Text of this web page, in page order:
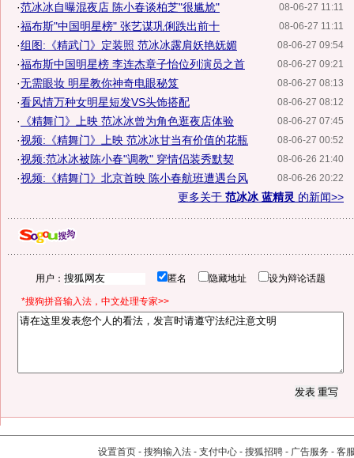
08-06-27 11:11
·范冰冰自曝混夜店 陈小春谈柏芝"很尴尬"
08-06-27 11:11
·福布斯"中国明星榜" 张艺谋巩俐跌出前十
08-06-27 09:54
·组图:《精武门》定装照 范冰冰露肩妖艳妩媚
08-06-27 09:21
·福布斯中国明星榜 李连杰章子怡位列演员之首
08-06-27 08:13
·无需眼妆 明星教你神奇电眼秘笈
08-06-27 08:12
·看风情万种女明星短发VS头饰搭配
08-06-27 07:45
· 《精舞门》上映 范冰冰曾为角色逛夜店体验
08-06-27 00:52
·视频:《精舞门》上映 范冰冰甘当有价值的花瓶
08-06-26 21:40
·视频:范冰冰被陈小春"调教" 穿情侣装秀默契
08-06-26 20:22
·视频:《精舞门》北京首映 陈小春航班遭遇台风
更多关于 范冰冰 蓝精灵 的新闻>>
用户： 匿名 隐藏地址 设为辩论话题
*搜狗拼音输入法，中文处理专家>>
设置首页 - 搜狗输入法 - 支付中心 - 搜狐招聘 - 广告服务 - 客